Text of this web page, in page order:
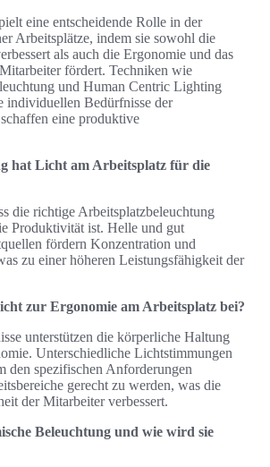
eine entscheidende Rolle in der
Arbeitsplätze, indem sie sowohl die
als auch die Ergonomie und das
fördert. Techniken wie
und Human Centric Lighting
individuellen Bedürfnisse der
eine produktive
hat Licht am Arbeitsplatz für die
die richtige Arbeitsplatzbeleuchtung
Produktivität ist. Helle und gut
fördern Konzentration und
zu einer höheren Leistungsfähigkeit der
zur Ergonomie am Arbeitsplatz bei?
unterstützen die körperliche Haltung
Unterschiedliche Lichtstimmungen
den spezifischen Anforderungen
gerecht zu werden, was die
der Mitarbeiter verbessert.
Beleuchtung und wie wird sie